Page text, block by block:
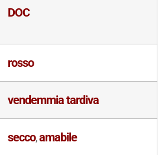
DOC
rosso
vendemmia tardiva
secco,amabile